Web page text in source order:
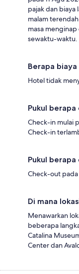
pajak dan biaya
malam
masa
sewaktu-waktu.
Berapa
Hotel tidak
Pukul
Check-in mulai
Check-in
Pukul
Check-out pada
Di mana
Menawarkan
beberapa
Catalina
Center dan